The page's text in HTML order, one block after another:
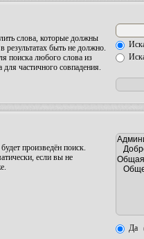
слова, которые должны
результатах быть не должно.
поиска любого слова из
для частичного совпадения.
произведён поиск.
если вы не
Да